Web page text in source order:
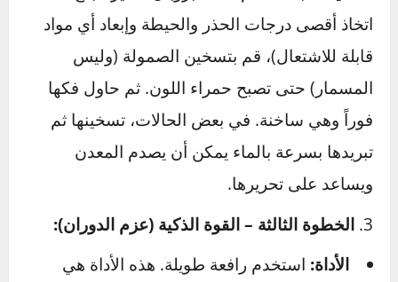
ساعات، أو حتى ليلة كاملة في الحالات الصعبة.
أحياناً، الطرق الخفيف بمطرقة على المنطقة
يساعد الزيت على التغلغل بشكل أعمق.
الخطوة الثانية – الفيزياء (الحرارة والبرودة):
المبدأ: تسخين الصمولة (الجزء الخارجي)
الداخلي)، مما يكسر رابط الصدأ بينهما.